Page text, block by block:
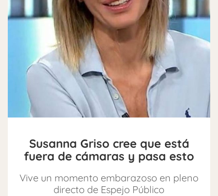
Susanna Griso cree que está
fuera de cámaras y pasa esto
Vive un momento embarazoso en pleno
directo de Espejo Público